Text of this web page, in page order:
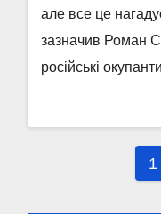
але все це
зазначив Роман
російські
1